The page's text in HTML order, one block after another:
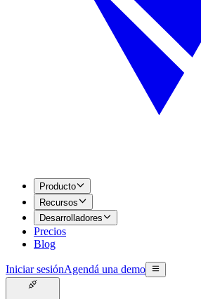
Producto
Recursos
Desarrolladores
Precios
Blog
Iniciar sesiónAgendá una demo